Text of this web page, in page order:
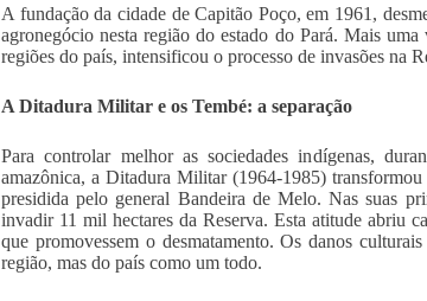
A fundação da cidade de Capitão Poço, em 1961,
agronegócio nesta região do estado do Pará. Mais
regiões do país, intensificou o processo de invasões na
A Ditadura Militar e os Tembé: a separação
Para controlar melhor as sociedades indígenas,
amazônica, a Ditadura Militar (1964-1985)
presidida pelo general Bandeira de Melo. Nas suas
invadir 11 mil hectares da Reserva. Esta atitude abriu
que promovessem o desmatamento. Os danos
região, mas do país como um todo.